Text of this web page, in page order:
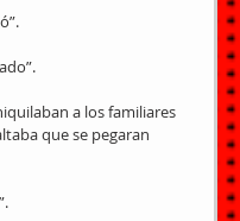
a los familiares
que se pegaran